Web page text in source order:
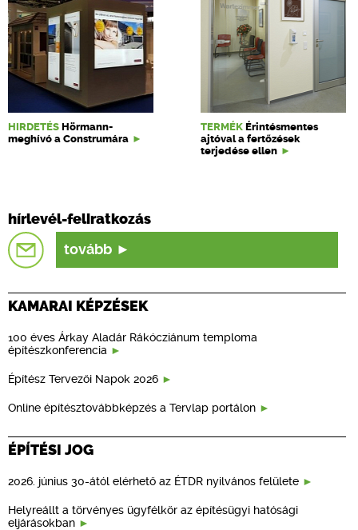
HIRDETÉS Hörmann-
meghívó a Construmára
TERMÉK Érintésmentes
ajtóval a fertőzések
terjedése ellen
hírlevél-feliratkozás
tovább
KAMARAI KÉPZÉSEK
100 éves Árkay Aladár Rákócziánum temploma
építészkonferencia
Építész Tervezői Napok 2026
Online építésztovábbképzés a Tervlap portálon
ÉPÍTÉSI JOG
2026. június 30-ától elérhető az ÉTDR nyilvános felülete
Helyreállt a törvényes ügyfélkör az építésügyi hatósági
eljárásokban